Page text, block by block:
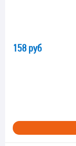
158 руб